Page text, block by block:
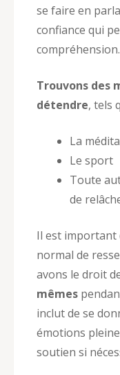
se faire en
confiance qui
compréhension.
Trouvons des
détendre, tels
La
Le sport
Toute
de
Il est important
normal de
avons le droit
mêmes
inclut de se
émotions
soutien si